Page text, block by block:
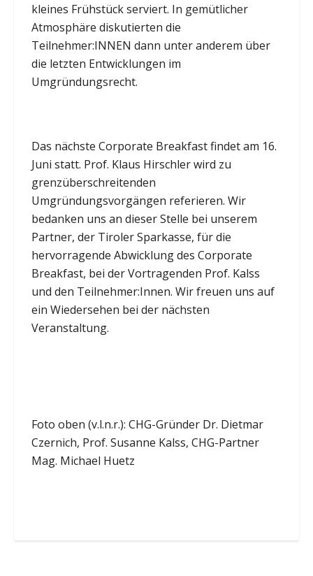
kleines Frühstück serviert. In gemütlicher
Atmosphäre diskutierten die
Teilnehmer:INNEN dann unter anderem über
die letzten Entwicklungen im
Umgründungsrecht.
Das nächste Corporate Breakfast findet am 16.
Juni statt. Prof. Klaus Hirschler wird zu
grenzüberschreitenden
Umgründungsvorgängen referieren. Wir
bedanken uns an dieser Stelle bei unserem
Partner, der Tiroler Sparkasse, für die
hervorragende Abwicklung des Corporate
Breakfast, bei der Vortragenden Prof. Kalss
und den Teilnehmer:Innen. Wir freuen uns auf
ein Wiedersehen bei der nächsten
Veranstaltung.
Foto oben (v.l.n.r.): CHG-Gründer Dr. Dietmar
Czernich, Prof. Susanne Kalss, CHG-Partner
Mag. Michael Huetz